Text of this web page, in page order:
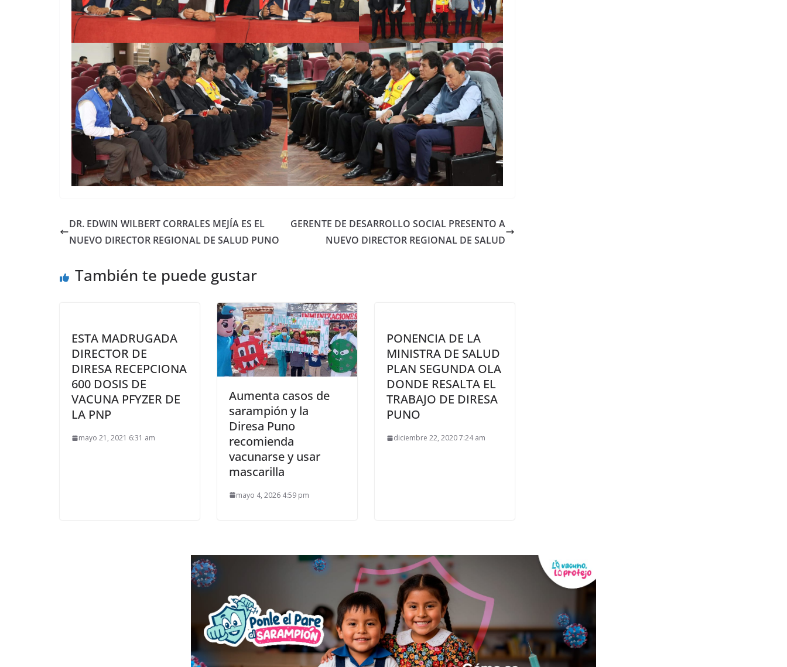
DR. EDWIN WILBERT CORRALES MEJÍA ES EL
NUEVO DIRECTOR REGIONAL DE SALUD PUNO
GERENTE DE DESARROLLO SOCIAL PRESENTO A
NUEVO DIRECTOR REGIONAL DE SALUD
También te puede gustar
ESTA MADRUGADA
DIRECTOR DE
DIRESA RECEPCIONA
600 DOSIS DE
VACUNA PFYZER DE
LA PNP
mayo 21, 2021 6:31 am
Aumenta casos de
sarampión y la
Diresa Puno
recomienda
vacunarse y usar
mascarilla
mayo 4, 2026 4:59 pm
PONENCIA DE LA
MINISTRA DE SALUD
PLAN SEGUNDA OLA
DONDE RESALTA EL
TRABAJO DE DIRESA
PUNO
diciembre 22, 2020 7:24 am